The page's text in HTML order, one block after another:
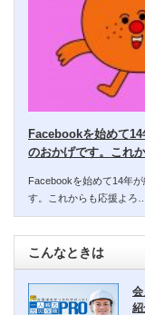
Facebookを始めて
のおかげです。これ
Facebookを始めて14年
す。これからも応援よろ…
こんなときは